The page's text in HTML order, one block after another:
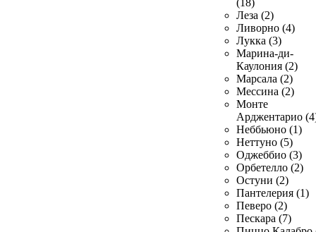
(18)
Леза (2)
Ливорно (4)
Лукка (3)
Марина-ди-
Каулония (2)
Марсала (2)
Мессина (2)
Монте
Арджентарио
Неббьюно (1)
Неттуно (5)
Оджеббио (3)
Орбетелло (2)
Остуни (2)
Пантелерия (1)
Певеро (2)
Пескара (7)